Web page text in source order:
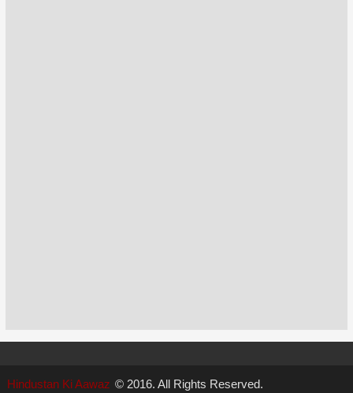
Hindustan Ki Aawaz © 2016. All Rights Reserved.